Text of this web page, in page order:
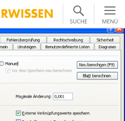
SUCHE MENÜ